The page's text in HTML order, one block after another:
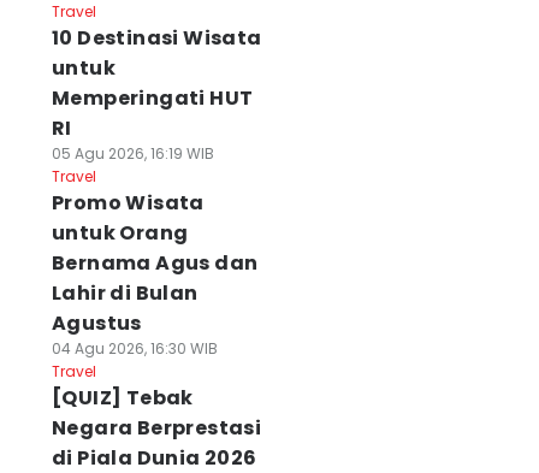
Travel
10 Destinasi Wisata
untuk
Memperingati HUT
RI
05 Agu 2026, 16:19 WIB
Travel
Promo Wisata
untuk Orang
Bernama Agus dan
Lahir di Bulan
Agustus
04 Agu 2026, 16:30 WIB
Travel
[QUIZ] Tebak
Negara Berprestasi
di Piala Dunia 2026